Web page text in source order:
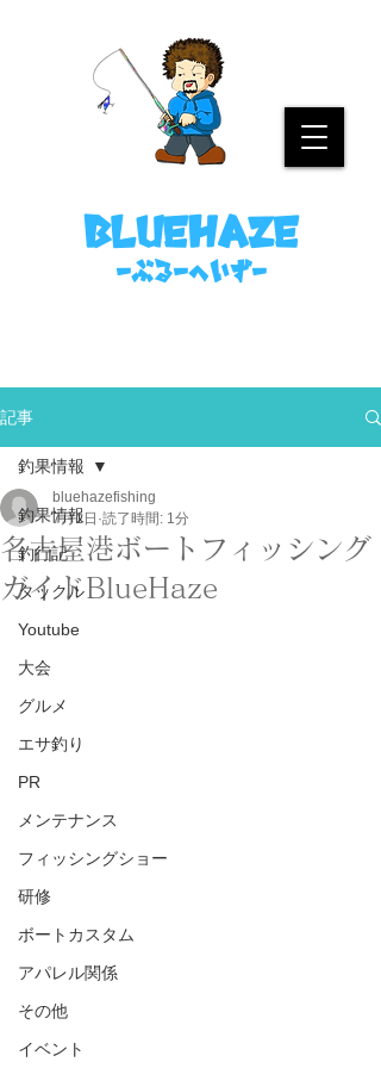
bluehaze
​－ぶるーへいずー
記事
釣果情報
釣行記
タックル
Youtube
大会
グルメ
エサ釣り
PR
メンテナンス
フィッシングショー
研修
ボートカスタム
アパレル関係
その他
イベント
釣果情報
名古屋港ボートフィッシング
ガイドBlueHaze
bluehazefishing
7月1日 読了時間: 1分